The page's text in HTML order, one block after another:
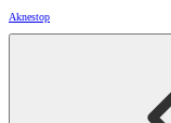
Aknestop